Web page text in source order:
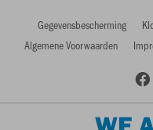
Gegevensbescherming
Algemene Voorwaarden